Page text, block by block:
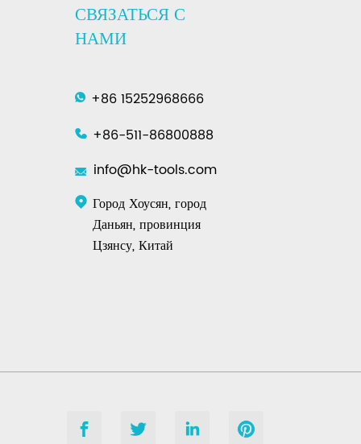
СВЯЗАТЬСЯ С
НАМИ
+86 15252968666
+86-511-86800888
info@hk-tools.com
Город Хоусян, город
Даньян, провинция
Цзянсу, Китай